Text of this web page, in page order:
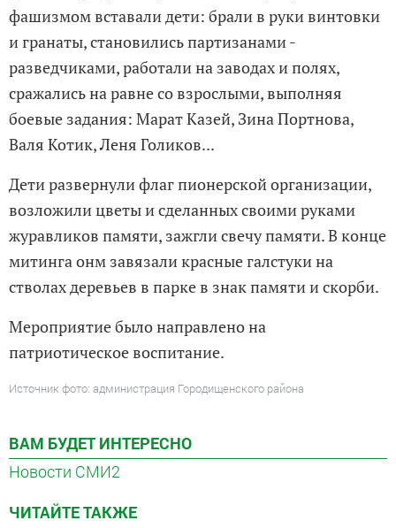
фашизмом вставали дети: брали в руки винтовки
и гранаты, становились партизанами -
разведчиками, работали на заводах и полях,
сражались на равне со взрослыми, выполняя
боевые задания: Марат Казей, Зина Портнова,
Валя Котик, Леня Голиков...
Дети развернули флаг пионерской организации,
возложили цветы и сделанных своими руками
журавликов памяти, зажгли свечу памяти. В конце
митинга онм завязали красные галстуки на
стволах деревьев в парке в знак памяти и скорби.
Мероприятие было направлено на
патриотическое воспитание.
Источник фото: администрация Городищенского района
ВАМ БУДЕТ ИНТЕРЕСНО
Новости СМИ2
ЧИТАЙТЕ ТАКЖЕ